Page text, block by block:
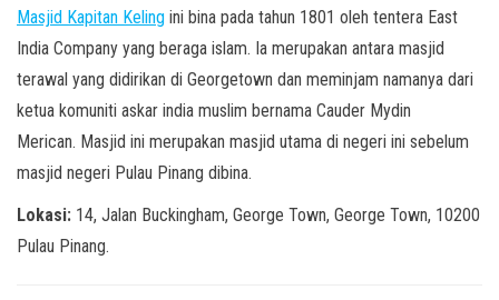
Masjid Kapitan Keling ini bina pada tahun 1801 oleh tentera East
India Company yang beraga islam. Ia merupakan antara masjid
terawal yang didirikan di Georgetown dan meminjam namanya dari
ketua komuniti askar india muslim bernama Cauder Mydin
Merican. Masjid ini merupakan masjid utama di negeri ini sebelum
masjid negeri Pulau Pinang dibina.
Lokasi: 14, Jalan Buckingham, George Town, George Town, 10200
Pulau Pinang.